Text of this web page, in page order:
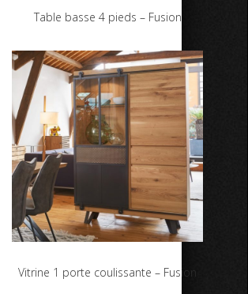
Table basse 4 pieds – Fusion
Vitrine 1 porte coulissante – Fusion